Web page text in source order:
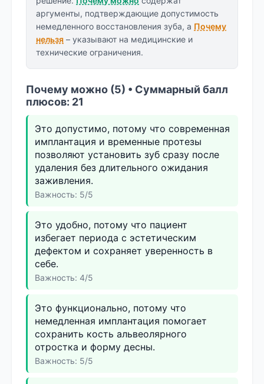
аргументы, подтверждающие допустимость
немедленного восстановления зуба, а Почему
нельзя – указывают на медицинские и
технические ограничения.
Почему можно (5) • Суммарный балл
плюсов: 21
Это допустимо, потому что современная
имплантация и временные протезы
позволяют установить зуб сразу после
удаления без длительного ожидания
заживления.
Важность: 5/5
Это удобно, потому что пациент
избегает периода с эстетическим
дефектом и сохраняет уверенность в
себе.
Важность: 4/5
Это функционально, потому что
немедленная имплантация помогает
сохранить кость альвеолярного
отростка и форму десны.
Важность: 5/5